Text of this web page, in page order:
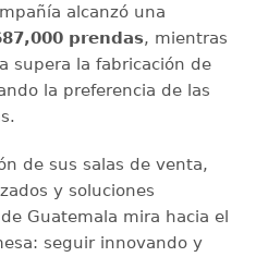
alcanzó una
prendas, mientras
supera la fabricación de
la preferencia de las
de sus salas de venta,
y soluciones
Guatemala mira hacia el
seguir innovando y